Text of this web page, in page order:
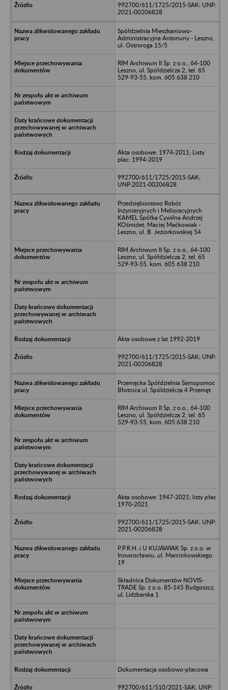
992700/611/1725/2015-SAK: UNP:
2021-00206828
Spółdzielnia Mieszkaniowo-
Administracyjna Antonuny - Leszno,
ul. Ostroroga 15/5
RIM Archiwum II Sp. z o.o., 64-100
Leszno, ul. Spółdzielcza 2, tel. 65
529-93-55, kom. 605 638 210
Akta osobowe: 1974-2011; Listy
plac: 1994-2019
992700/611/1725/2015-SAK;
UNP:2021-00206828
Przedsiębiorstwo Robót
Inżynieryjnych i Melioracyjnych
KAMEL Spółka Cywilna Andrzej
KOśmidet, Maciej Maćkowiak -
Leszno, ul. B. Jeziorkowskiej 54
RIM Archiwum II Sp. z o.o., 64-100
Leszno, ul. Spółdzielcza 2, tel. 65
529-93-55, kom. 605 638 210
Akta osobowe z lat 1992-2019
992700/611/1725/2015-SAK; UNP:
2021-00206828
Przemęcka Spółdzielnia Samopomoc
Błotnica ul. Spóldzielcza 4 Przemęt
RIM Archiwum II Sp. z o.o., 64-100
Leszno, ul. Spółdzielcza 2, tel. 65
529-93-55, kom. 605 638 210
Akta osobowe: 1947-2021; listy płac
1970-2021
992700/611/1725/2015-SAK; UNP:
2021-00206828
P.P.R.H. i U KUJAWIAK Sp. z o.o. w
Inowrocławiu, ul. Marcinkowskiego
19
Składnica Dokumentów NOVIS-
TRADE Sp. z o.o. 85-145 Bydgoszcz,
ul. Lidzbarska 1
Dokumentacja osobowo-płacowa
992700/611/510/2021-SAK; UNP: